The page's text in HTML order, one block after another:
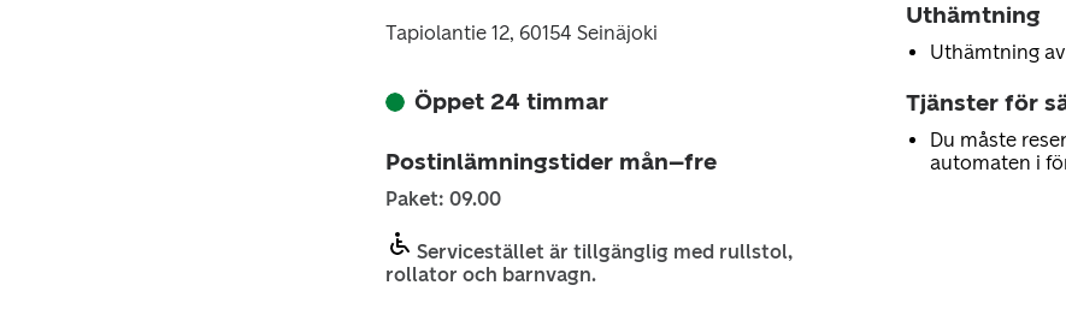
Tapiolantie 12, 60154 Seinäjoki
Öppet 24 timmar
Postinlämningstider mån–fre
Paket: 09.00
Servicestället är tillgänglig med rullstol,
rollator och barnvagn.
Uthämtning
Uthämtning
Tjänster för
Du måste
automaten i